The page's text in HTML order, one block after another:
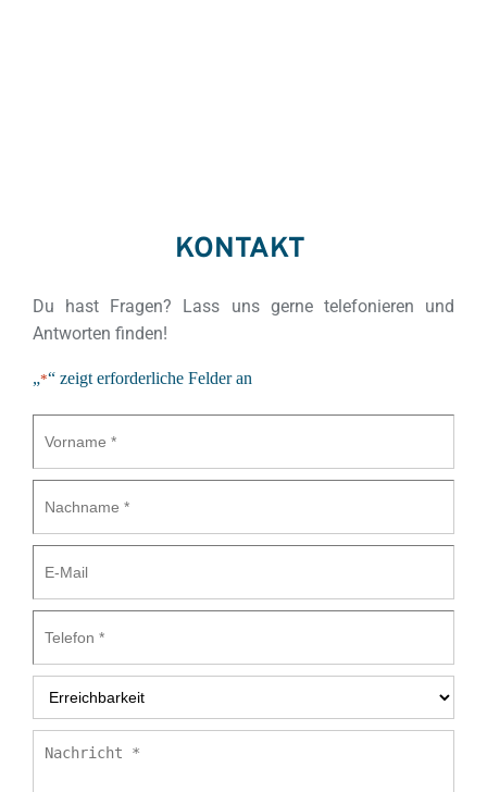
KONTAKT
Du hast Fragen? Lass uns gerne telefonieren und
Antworten finden!
„*“ zeigt erforderliche Felder an
Mail